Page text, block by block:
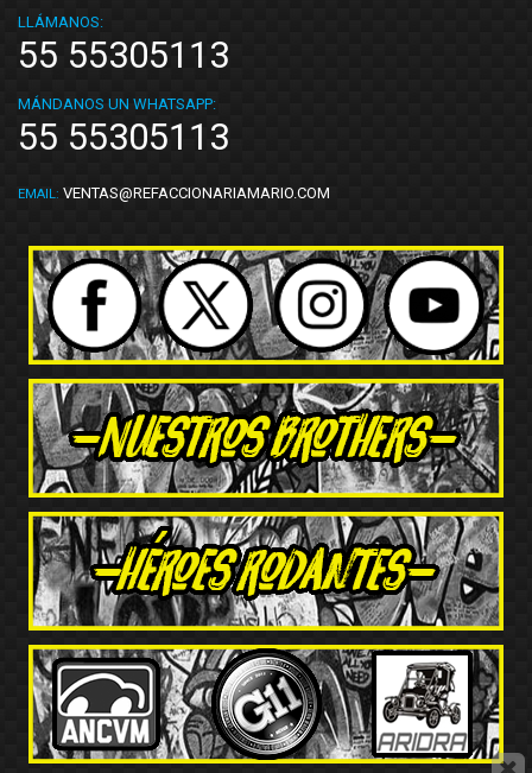
LLÁMANOS:
55 55305113
MÁNDANOS UN WHATSAPP:
55 55305113
EMAIL: VENTAS@REFACCIONARIAMARIO.COM